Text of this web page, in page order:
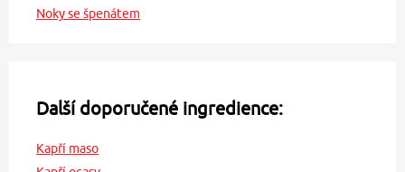
Noky se špenátem
Další doporučené ingredience:
Kapří maso